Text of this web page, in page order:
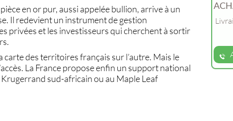
en or pur, aussi appelée bullion, arrive à un
Il redevient un instrument de gestion
privées et les investisseurs qui cherchent à sortir
des territoires français sur l’autre. Mais le
La France propose enfin un support national
Krugerrand sud-africain ou au Maple Leaf